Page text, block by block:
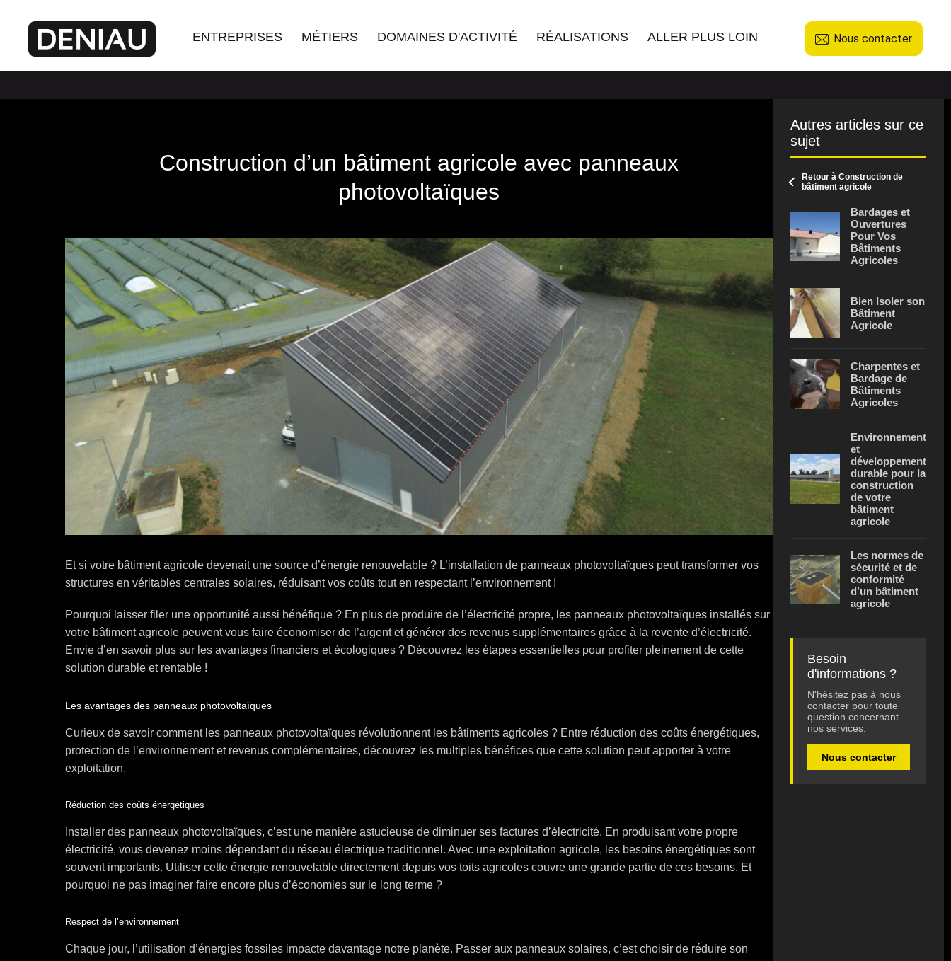
Nous contacter
ENTREPRISES MÉTIERS DOMAINES D'ACTIVITÉ RÉALISATIONS ALLER PLUS LOIN
Construction d’un bâtiment agricole avec panneaux
photovoltaïques
Et si votre bâtiment agricole devenait une source d’énergie renouvelable ? L’installation de panneaux photovoltaïques peut transformer vos
structures en véritables centrales solaires, réduisant vos coûts tout en respectant l’environnement !
Pourquoi laisser filer une opportunité aussi bénéfique ? En plus de produire de l’électricité propre, les panneaux photovoltaïques installés sur
votre bâtiment agricole peuvent vous faire économiser de l’argent et générer des revenus supplémentaires grâce à la revente d’électricité.
Envie d’en savoir plus sur les avantages financiers et écologiques ? Découvrez les étapes essentielles pour profiter pleinement de cette
solution durable et rentable !
Les avantages des panneaux photovoltaïques
Curieux de savoir comment les panneaux photovoltaïques révolutionnent les bâtiments agricoles ? Entre réduction des coûts énergétiques,
protection de l’environnement et revenus complémentaires, découvrez les multiples bénéfices que cette solution peut apporter à votre
exploitation.
Réduction des coûts énergétiques
Installer des panneaux photovoltaïques, c’est une manière astucieuse de diminuer ses factures d’électricité. En produisant votre propre
électricité, vous devenez moins dépendant du réseau électrique traditionnel. Avec une exploitation agricole, les besoins énergétiques sont
souvent importants. Utiliser cette énergie renouvelable directement depuis vos toits agricoles couvre une grande partie de ces besoins. Et
pourquoi ne pas imaginer faire encore plus d’économies sur le long terme ?
Respect de l’environnement
Chaque jour, l’utilisation d’énergies fossiles impacte davantage notre planète. Passer aux panneaux solaires, c’est choisir de réduire son
Autres articles sur ce
sujet
Retour à Construction de
bâtiment agricole
Bardages et
Ouvertures
Pour Vos
Bâtiments
Agricoles
Bien Isoler son
Bâtiment
Agricole
Charpentes et
Bardage de
Bâtiments
Agricoles
Environnement
et
développement
durable pour la
construction
de votre
bâtiment
agricole
Les normes de
sécurité et de
conformité
d’un bâtiment
agricole
Besoin
d'informations ?
N'hésitez pas à nous
contacter pour toute
question concernant
nos services.
Nous contacter